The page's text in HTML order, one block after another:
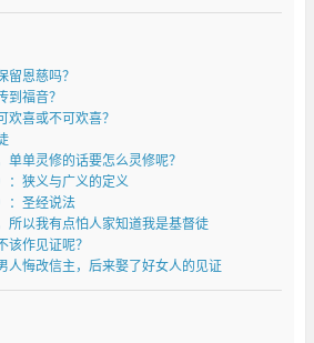
恩慈吗？
福音？
喜或不可欢喜？
单灵修的话要怎么灵修呢？
：狭义与广义的定义
：圣经说法
所以我有点怕人家知道我是基督徒
作见证呢？
人悔改信主，后来娶了好女人的见证